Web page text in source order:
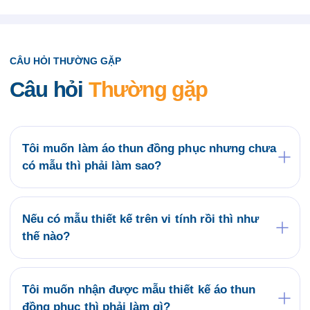
CÂU HỎI THƯỜNG GẶP
Câu hỏi Thường gặp
Tôi muốn làm áo thun đồng phục nhưng chưa
có mẫu thì phải làm sao?
phục có sẵn tại website saigonuniform.com hoặc
đến trực tiếp văn phòng Saigon Uniform tại địa chỉ
21/6 Lê Thị Hà, Thới Tam Thôn, Hóc Môn để lựa
Nếu có mẫu thiết kế trên vi tính rồi thì như
thế nào?
mẫu của Quý khách có phù hợp về kỹ thuật in áo
thun đồng phục không? Nếu duyệt mẫu chúng tôi sẽ
tiến hành ký kết hợp đồng và sản xuất hàng loạt
Tôi muốn nhận được mẫu thiết kế áo thun
đồng phục thì phải làm gì?